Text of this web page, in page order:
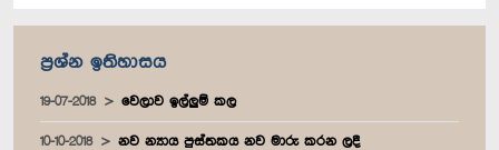
ප්‍රශ්න ඉතිහාසය
19-07-2018 වෙලාව ඉල්ලුම් කල
10-10-2018 නව න්‍යාය පුස්තකය නව මාරු කරන ලදී